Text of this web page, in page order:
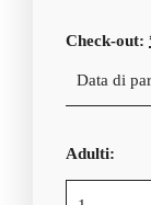
Check-out:
Adulti: